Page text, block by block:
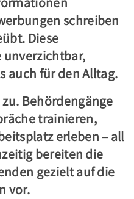
schreiben
Diese
auch für den Alltag.
Behördengänge
trainieren,
erleben – all
bereiten die
gezielt auf die
vor.